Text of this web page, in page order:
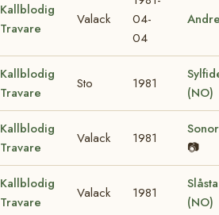
Kallblodig
Travare
Valack
04-
04
Kallblodig
Travare
Sto 1981
(NO)
Kallblodig
Travare
Valack 1981
📷
Kallblodig
Travare
Valack 1981
(NO)